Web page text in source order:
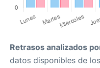
Retrasos analizados
datos disponibles de